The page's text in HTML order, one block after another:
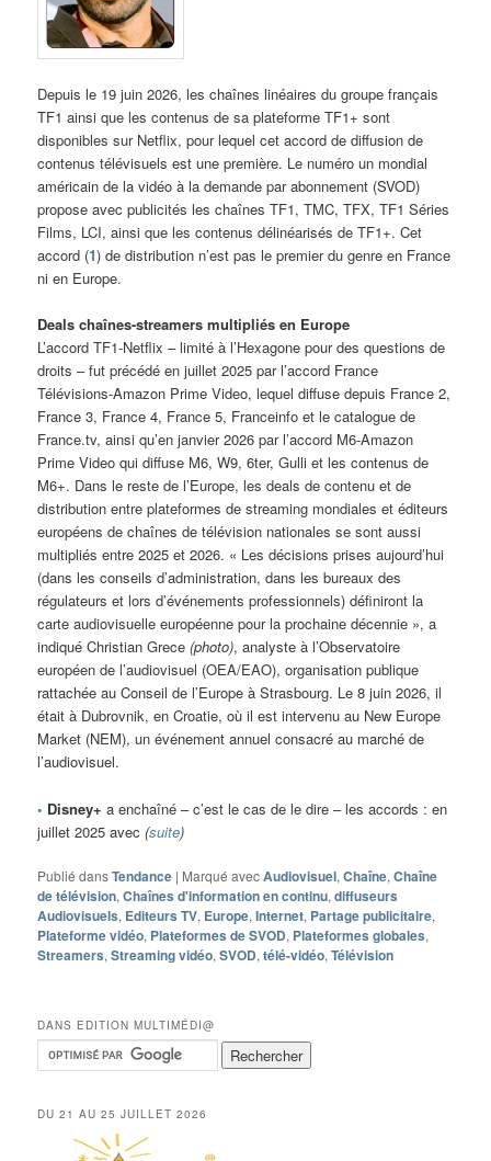
Depuis le 19 juin 2026, les chaînes linéaires du groupe français
TF1 ainsi que les contenus de sa plateforme TF1+ sont
disponibles sur Netflix, pour lequel cet accord de diffusion de
contenus télévisuels est une première. Le numéro un mondial
américain de la vidéo à la demande par abonnement (SVOD)
propose avec publicités les chaînes TF1, TMC, TFX, TF1 Séries
Films, LCI, ainsi que les contenus délinéarisés de TF1+. Cet
accord (1) de distribution n’est pas le premier du genre en France
ni en Europe.
Deals chaînes-streamers multipliés en Europe
L’accord TF1-Netflix – limité à l’Hexagone pour des questions de
droits – fut précédé en juillet 2025 par l’accord France
Télévisions-Amazon Prime Video, lequel diffuse depuis France 2,
France 3, France 4, France 5, Franceinfo et le catalogue de
France.tv, ainsi qu’en janvier 2026 par l’accord M6-Amazon
Prime Video qui diffuse M6, W9, 6ter, Gulli et les contenus de
M6+. Dans le reste de l’Europe, les deals de contenu et de
distribution entre plateformes de streaming mondiales et éditeurs
européens de chaînes de télévision nationales se sont aussi
multipliés entre 2025 et 2026. « Les décisions prises aujourd’hui
(dans les conseils d’administration, dans les bureaux des
régulateurs et lors d’événements professionnels) définiront la
carte audiovisuelle européenne pour la prochaine décennie », a
indiqué Christian Grece(photo), analyste à l’Observatoire
européen de l’audiovisuel (OEA/EAO), organisation publique
rattachée au Conseil de l’Europe à Strasbourg. Le 8 juin 2026, il
était à Dubrovnik, en Croatie, où il est intervenu au New Europe
Market (NEM), un événement annuel consacré au marché de
l’audiovisuel.
• Disney+ a enchaîné – c’est le cas de le dire – les accords : en
juillet 2025 avec(suite)
Publié dansTendance | Marqué avecAudiovisuel,Chaîne,Chaîne
de télévision,Chaînes d'information en continu,diffuseurs
Audiovisuels, Editeurs TV, Europe,Internet, Partage publicitaire,
Plateforme vidéo, Plateformes de SVOD, Plateformes globales,
Streamers,Streaming vidéo,SVOD,télé-vidéo,Télévision
DANS EDITION MULTIMÉDI@
DU 21 AU 25 JUILLET 2026